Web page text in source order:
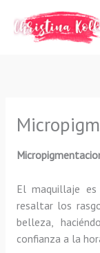
contenido
El maquillaje
resaltar los
belleza,
confianza a la